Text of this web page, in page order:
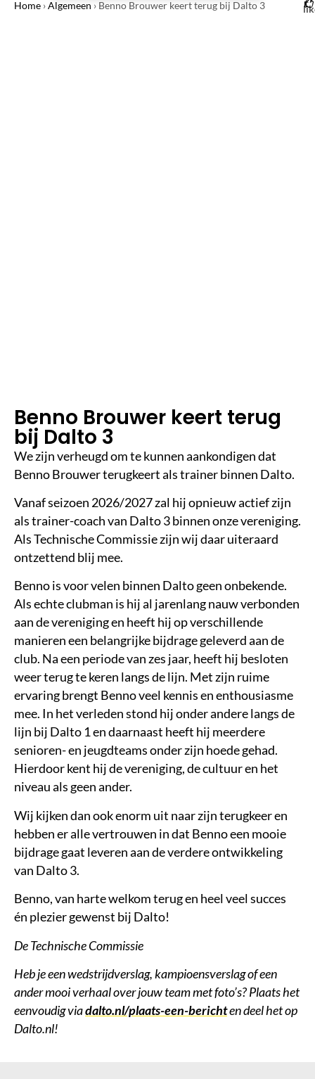
Home ›Algemeen › Benno Brouwer keert terug bij Dalto 3
Benno Brouwer keert terug
bij Dalto 3
We zijn verheugd om te kunnen aankondigen dat
Benno Brouwer terugkeert als trainer binnen Dalto.
Vanaf seizoen 2026/2027 zal hij opnieuw actief zijn
als trainer-coach van Dalto 3 binnen onze vereniging.
Als Technische Commissie zijn wij daar uiteraard
ontzettend blij mee.
Benno is voor velen binnen Dalto geen onbekende.
Als echte clubman is hij al jarenlang nauw verbonden
aan de vereniging en heeft hij op verschillende
manieren een belangrijke bijdrage geleverd aan de
club. Na een periode van zes jaar, heeft hij besloten
weer terug te keren langs de lijn. Met zijn ruime
ervaring brengt Benno veel kennis en enthousiasme
mee. In het verleden stond hij onder andere langs de
lijn bij Dalto 1 en daarnaast heeft hij meerdere
senioren- en jeugdteams onder zijn hoede gehad.
Hierdoor kent hij de vereniging, de cultuur en het
niveau als geen ander.
Wij kijken dan ook enorm uit naar zijn terugkeer en
hebben er alle vertrouwen in dat Benno een mooie
bijdrage gaat leveren aan de verdere ontwikkeling
van Dalto 3.
Benno, van harte welkom terug en heel veel succes
én plezier gewenst bij Dalto!
De Technische Commissie
Heb je een wedstrijdverslag, kampioensverslag of een
ander mooi verhaal over jouw team met foto’s? Plaats het
eenvoudig viadalto.nl/plaats-een-berichten deel het op
Dalto.nl!